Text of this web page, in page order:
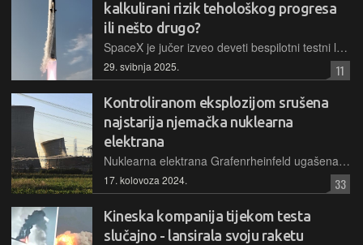
kalkulirani rizik tehološkog progresa
ili nešto drugo?
SpaceX je jučer izveo deveti bespilotni testni let svog Starshipa. Najnoviji nesupjeh objasnjava SpaceX-ovu filozofiju "testiranja do kvara", koja daje prednost brzoj iteraciji nad konzervativnim pristupom razvoja. Ali tko si može dozvoliti luksuz eksplozija desetaka raketa vrijednih milijune dolara?
29. svibnja 2025. 11
Kontroliranom eksplozijom srušena
najstarija njemačka nuklearna
elektrana
Nuklearna elektrana Grafenrheinfeld ugašena je kao i ostale, a ovoga petka u večernjim je satima srušen njezin najprepoznatljiviji dio, dva 143-metarska rashladna tornja
17. kolovoza 2024. 33
Kineska kompanija tijekom testa
slučajno - lansirala svoju raketu